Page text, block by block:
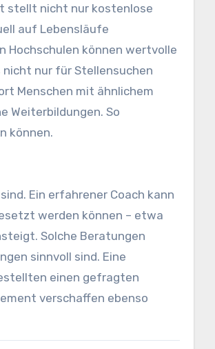
stellt nicht nur kostenlose
auf Lebensläufe
Hochschulen können wertvolle
nicht nur für Stellensuchen
Menschen mit ähnlichem
Weiterbildungen. So
können.
Ein erfahrener Coach kann
werden können – etwa
Solche Beratungen
sinnvoll sind. Eine
einen gefragten
verschaffen ebenso